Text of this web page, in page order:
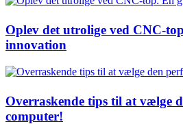
Oplev det utrolige ved CNC-
innovation
Overraskende tips til at vælge
computer!